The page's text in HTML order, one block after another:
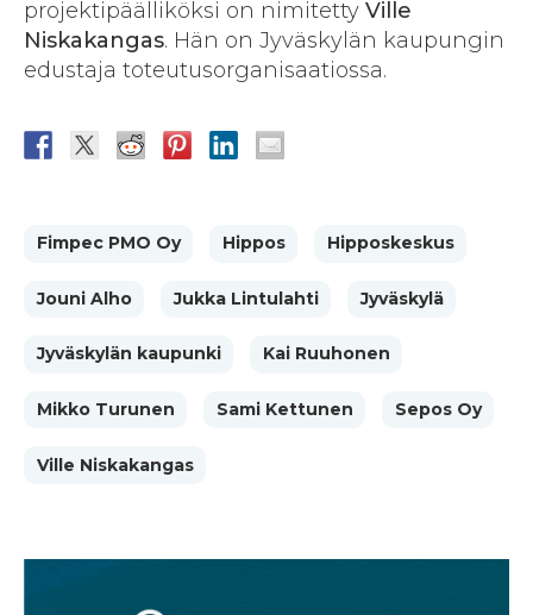
projektipäälliköksi on nimitetty Ville
Niskakangas. Hän on Jyväskylän kaupungin
edustaja toteutusorganisaatiossa.
Fimpec PMO Oy Hippos Hipposkeskus
Jouni Alho Jukka Lintulahti Jyväskylä
Jyväskylän kaupunki Kai Ruuhonen
Mikko Turunen Sami Kettunen Sepos Oy
Ville Niskakangas